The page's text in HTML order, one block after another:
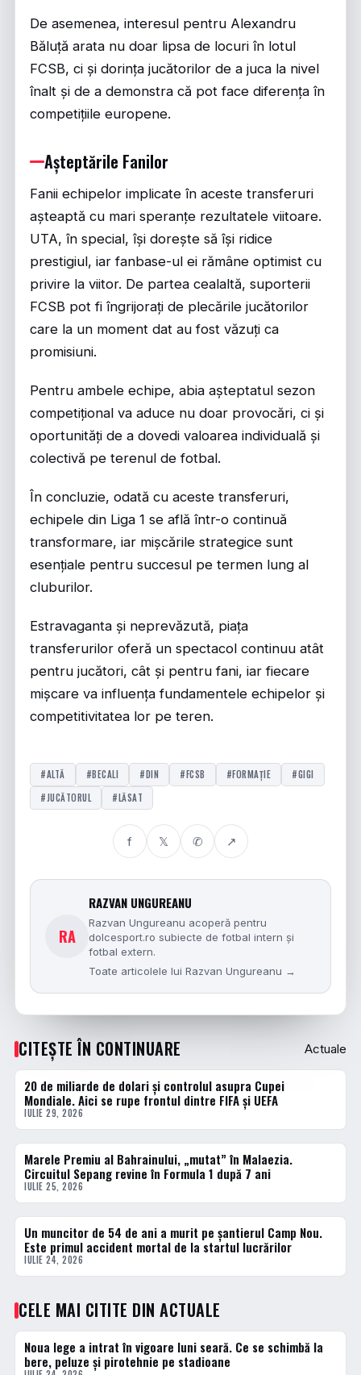
De asemenea, interesul pentru Alexandru
Băluță arata nu doar lipsa de locuri în lotul
FCSB, ci și dorința jucătorilor de a juca la nivel
înalt și de a demonstra că pot face diferența în
competițiile europene.
Așteptările Fanilor
Fanii echipelor implicate în aceste transferuri
așteaptă cu mari speranțe rezultatele viitoare.
UTA, în special, își dorește să își ridice
prestigiul, iar fanbase-ul ei rămâne optimist cu
privire la viitor. De partea cealaltă, suporterii
FCSB pot fi îngrijorați de plecările jucătorilor
care la un moment dat au fost văzuți ca
promisiuni.
Pentru ambele echipe, abia așteptatul sezon
competițional va aduce nu doar provocări, ci și
oportunități de a dovedi valoarea individuală și
colectivă pe terenul de fotbal.
În concluzie, odată cu aceste transferuri,
echipele din Liga 1 se află într-o continuă
transformare, iar mișcările strategice sunt
esențiale pentru succesul pe termen lung al
cluburilor.
Estravaganta și neprevăzută, piața
transferurilor oferă un spectacol continuu atât
pentru jucători, cât și pentru fani, iar fiecare
mișcare va influența fundamentele echipelor și
competitivitatea lor pe teren.
#ALTĂ #BECALI #DIN #FCSB #FORMAȚIE
#GIGI
#JUCĂTORUL
#LĂSAT
f 𝕏 ✆ ↗
RA
RAZVAN UNGUREANU
Razvan Ungureanu acoperă pentru
dolcesport.ro subiecte de fotbal intern și
fotbal extern.
Toate articolele lui Razvan Ungureanu →
CITEȘTE ÎN CONTINUARE Actuale
ACTUALE
20 de miliarde de dolari și controlul asupra Cupei
Mondiale. Aici se rupe frontul dintre FIFA și UEFA
IULIE 29, 2026
ACTUALE
Marele Premiu al Bahrainului, „mutat” în Malaezia.
Circuitul Sepang revine în Formula 1 după 7 ani
IULIE 25, 2026
ACTUALE
Un muncitor de 54 de ani a murit pe șantierul Camp Nou.
Este primul accident mortal de la startul lucrărilor
IULIE 24, 2026
CELE MAI CITITE DIN ACTUALE
1 · TOP
Noua lege a intrat în vigoare luni seară. Ce se schimbă la
bere, peluze și pirotehnie pe stadioane